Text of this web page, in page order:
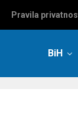
Pravila
BiH